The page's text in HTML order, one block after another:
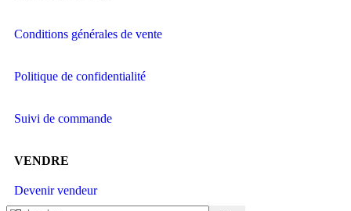
Conditions générales de vente
Politique de confidentialité
Suivi de commande
VENDRE
Devenir vendeur